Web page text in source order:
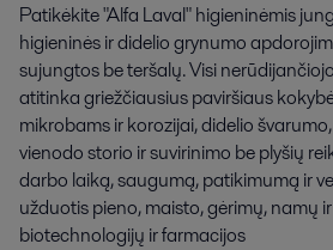
Patikėkite "Alfa Laval" higieninėmis
higieninės ir didelio grynumo
sujungtos be teršalų. Visi
atitinka griežčiausius paviršiaus
mikrobams ir korozijai, didelio
vienodo storio ir suvirinimo be plyšių
darbo laiką, saugumą, patikimumą ir
užduotis pieno, maisto, gėrimų, namų
biotechnologijų ir farmacijos